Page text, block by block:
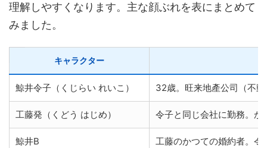
理解しやすくなります。主な顔ぶれを表にまとめて
みました。
キャラクター
鯨井令子（くじらい れいこ） 32歳。旺来地產公司（不
工藤発（くどう はじめ） 令子と同じ会社に勤務。
鯨井B 工藤のかつての婚約者。